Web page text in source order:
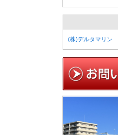
(株)デルタマリン